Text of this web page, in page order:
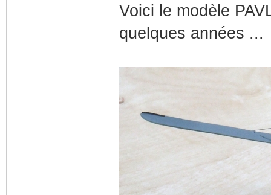
Voici le modèle
quelques années ...